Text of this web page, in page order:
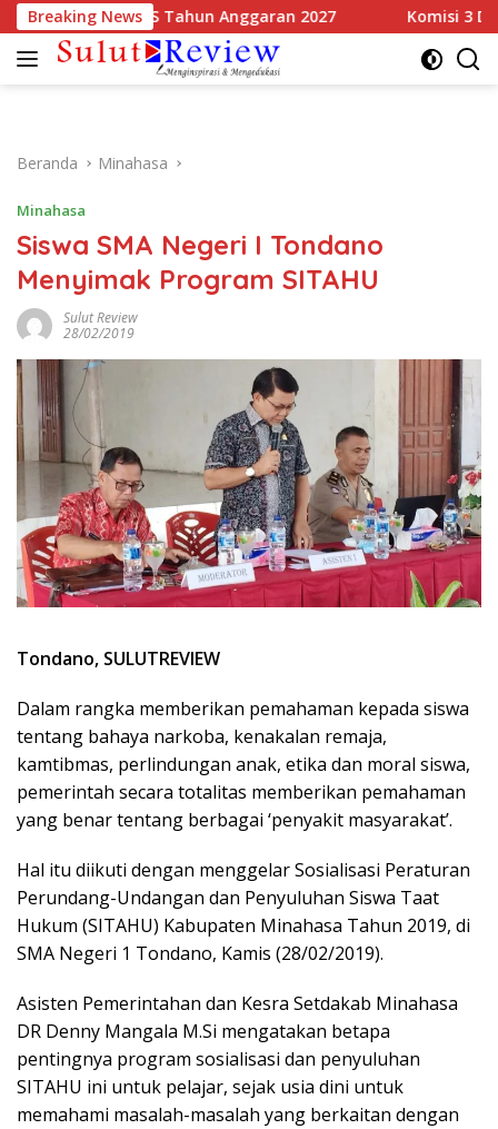
Langsung
ke
konten
Breaking News
KUA-PPAS Tahun Anggaran 2027 Komisi 3 DPRD
Beranda Minahasa
Minahasa
Siswa SMA Negeri I Tondano
Menyimak Program SITAHU
Sulut Review
28/02/2019
Tondano, SULUTREVIEW
Dalam rangka memberikan pemahaman kepada siswa
tentang bahaya narkoba, kenakalan remaja,
kamtibmas, perlindungan anak, etika dan moral siswa,
pemerintah secara totalitas memberikan pemahaman
yang benar tentang berbagai ‘penyakit masyarakat’.
Hal itu diikuti dengan menggelar Sosialisasi Peraturan
Perundang-Undangan dan Penyuluhan Siswa Taat
Hukum (SITAHU) Kabupaten Minahasa Tahun 2019, di
SMA Negeri 1 Tondano, Kamis (28/02/2019).
Asisten Pemerintahan dan Kesra Setdakab Minahasa
DR Denny Mangala M.Si mengatakan betapa
pentingnya program sosialisasi dan penyuluhan
SITAHU ini untuk pelajar, sejak usia dini untuk
memahami masalah-masalah yang berkaitan dengan